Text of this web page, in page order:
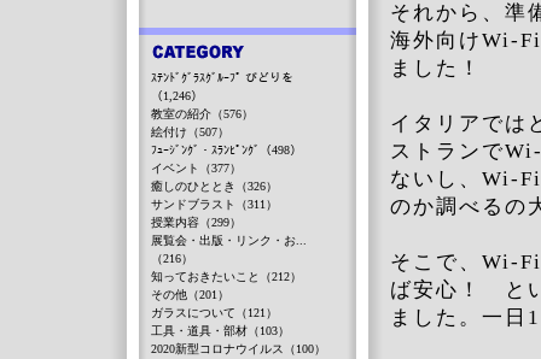
それから、準
海外向けWi-
ました！
イタリアでは
ストランで
ないし、Wi-
のか調べるの
そこで、Wi-
ば安心！ と
ました。一
ｽﾃﾝﾄﾞｸﾞﾗｽｸﾞﾙｰﾌﾟ びどりを
（1,246）
教室の紹介（576）
絵付け（507）
ﾌｭｰｼﾞﾝｸﾞ・ｽﾗﾝﾋﾟﾝｸﾞ（498）
イベント（377）
癒しのひととき（326）
サンドブラスト（311）
授業内容（299）
展覧会・出版・リンク・お...
（216）
知っておきたいこと（212）
その他（201）
ガラスについて（121）
工具・道具・部材（103）
2020新型コロナウイルス（100）